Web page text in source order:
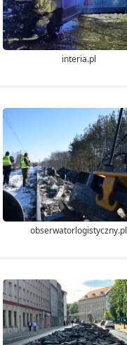
interia.pl
obserwatorlogistyczny.pl